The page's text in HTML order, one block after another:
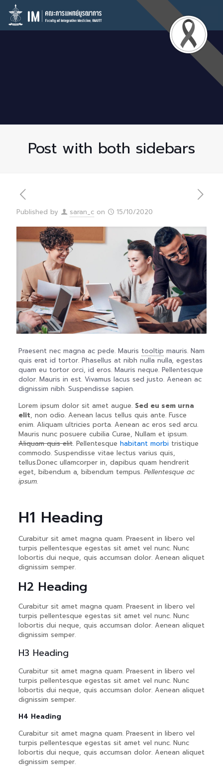
Post with both sidebars
Published by saran_c on 15/10/2020
Praesent nec magna ac pede. Mauris tooltip mauris. Nam
quis erat id tortor. Phasellus at nibh nulla nulla, egestas
quam eu tortor orci, id eros. Mauris neque. Pellentesque
dolor. Mauris in est. Vivamus lacus sed justo. Aenean ac
dignissim nibh. Suspendisse sapien.
Lorem ipsum dolor sit amet augue. Sed eu sem urna
elit, non odio. Aenean lacus tellus quis ante. Fusce
enim. Aliquam ultricies porta. Aenean ac eros sed arcu.
Mauris nunc posuere cubilia Curae, Nullam et ipsum.
Aliquam quis elit. Pellentesque habitant morbi tristique
commodo. Suspendisse vitae lectus varius quis,
tellus.Donec ullamcorper in, dapibus quam hendrerit
eget, bibendum a, bibendum tempus. Pellentesque ac
ipsum.
H1 Heading
Curabitur sit amet magna quam. Praesent in libero vel
turpis pellentesque egestas sit amet vel nunc. Nunc
lobortis dui neque, quis accumsan dolor. Aenean aliquet
dignissim semper.
H2 Heading
Curabitur sit amet magna quam. Praesent in libero vel
turpis pellentesque egestas sit amet vel nunc. Nunc
lobortis dui neque, quis accumsan dolor. Aenean aliquet
dignissim semper.
H3 Heading
Curabitur sit amet magna quam. Praesent in libero vel
turpis pellentesque egestas sit amet vel nunc. Nunc
lobortis dui neque, quis accumsan dolor. Aenean aliquet
dignissim semper.
H4 Heading
Curabitur sit amet magna quam. Praesent in libero vel
turpis pellentesque egestas sit amet vel nunc. Nunc
lobortis dui neque, quis accumsan dolor. Aenean aliquet
dignissim semper.